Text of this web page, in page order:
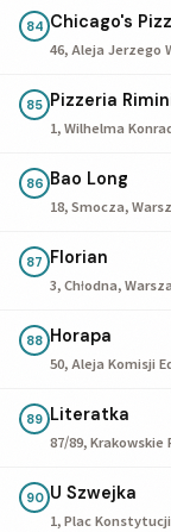
84 Chicago's
46, Aleja Jerzego
85 Pizzeria
1, Wilhelma
86 Bao Long
18, Smocza,
87 Florian
3, Chłodna,
88 Horapa
50, Aleja Komisji
89 Literatka
87/89, Krakowskie
90 U Szwejka
1, Plac